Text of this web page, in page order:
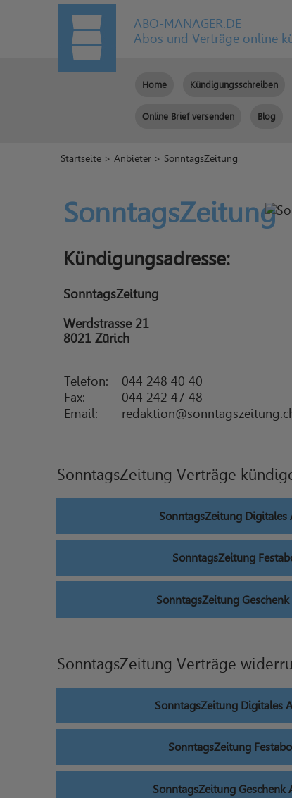
ABO-MANAGER.DE
Abos und Verträge online
Home Kündigungsschreiben
Online Brief versenden Blog
Startseite >Anbieter > SonntagsZeitung
SonntagsZeitung
Kündigungsadresse:
SonntagsZeitung
Werdstrasse 21
8021 Zürich
Telefon:
044 248 40 40
Fax:
044 242 47 48
Email:
SonntagsZeitung Verträge
SonntagsZeitung Digitales
SonntagsZeitung
SonntagsZeitung
SonntagsZeitung Verträge
SonntagsZeitung Digitales
SonntagsZeitung
SonntagsZeitung Geschenk